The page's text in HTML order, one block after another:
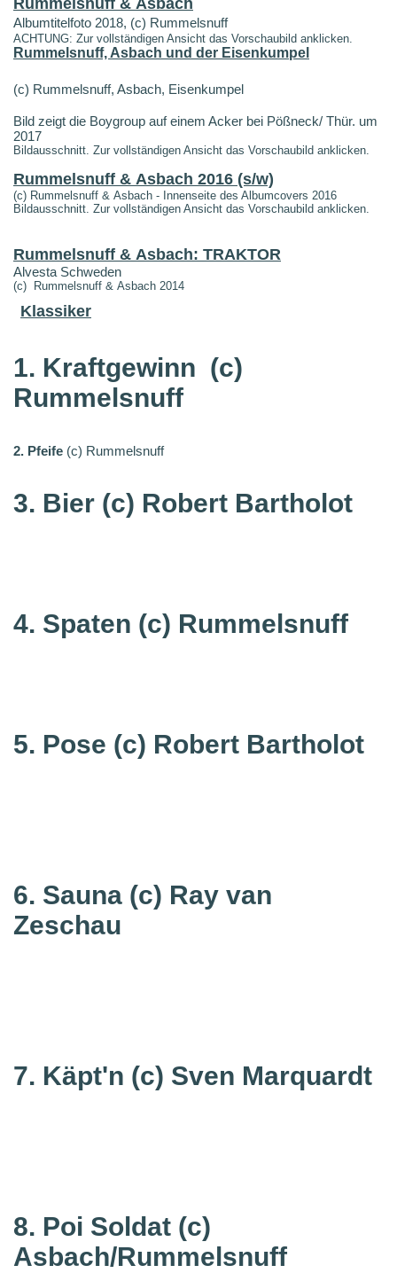
Rummelsnuff & Asbach
Albumtitelfoto 2018, (c) Rummelsnuff
ACHTUNG: Zur vollständigen Ansicht das Vorschaubild anklicken.
Rummelsnuff, Asbach und der Eisenkumpel
(c) Rummelsnuff, Asbach, Eisenkumpel
Bild zeigt die Boygroup auf einem Acker bei Pößneck/ Thür. um
2017
Bildausschnitt. Zur vollständigen Ansicht das Vorschaubild anklicken.
Rummelsnuff & Asbach 2016 (s/w)
(c) Rummelsnuff & Asbach - Innenseite des Albumcovers 2016
Bildausschnitt. Zur vollständigen Ansicht das Vorschaubild anklicken.
Rummelsnuff & Asbach: TRAKTOR
Alvesta Schweden
(c) Rummelsnuff & Asbach 2014
Klassiker
1. Kraftgewinn (c)
Rummelsnuff
2. Pfeife (c) Rummelsnuff
3. Bier (c) Robert Bartholot
4. Spaten (c) Rummelsnuff
5. Pose (c) Robert Bartholot
6. Sauna (c) Ray van
Zeschau
7. Käpt'n (c) Sven Marquardt
8. Poi Soldat (c)
Asbach/Rummelsnuff